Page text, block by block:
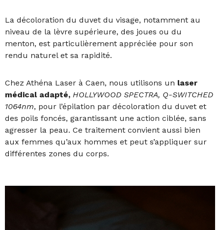
La décoloration du duvet du visage, notamment au
niveau de la lèvre supérieure, des joues ou du
menton, est particulièrement appréciée pour son
rendu naturel et sa rapidité.
Chez Athéna Laser à Caen, nous utilisons un laser
médical adapté, HOLLYWOOD SPECTRA, Q-SWITCHED
1064nm, pour l’épilation par décoloration du duvet et
des poils foncés, garantissant une action ciblée, sans
agresser la peau. Ce traitement convient aussi bien
aux femmes qu’aux hommes et peut s’appliquer sur
différentes zones du corps.